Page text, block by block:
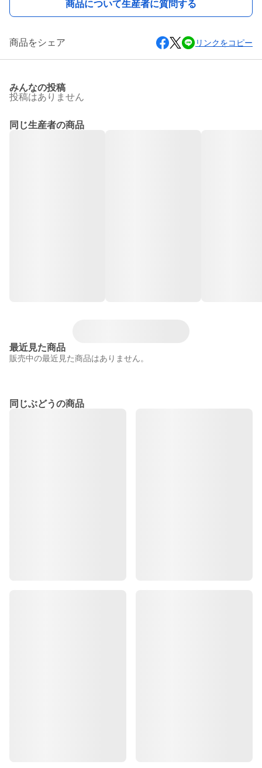
商品について生産者に質問する
商品をシェア リンクをコピー
みんなの投稿
投稿はありません
同じ生産者の商品
最近見た商品
販売中の最近見た商品はありません。
同じぶどうの商品